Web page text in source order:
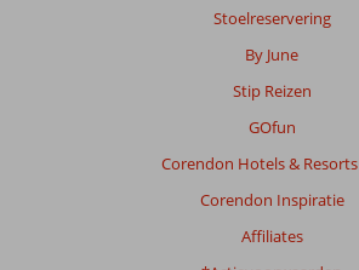
Stoelreservering
By June
Stip Reizen
GOfun
Corendon Hotels & Resorts
Corendon Inspiratie
Affiliates